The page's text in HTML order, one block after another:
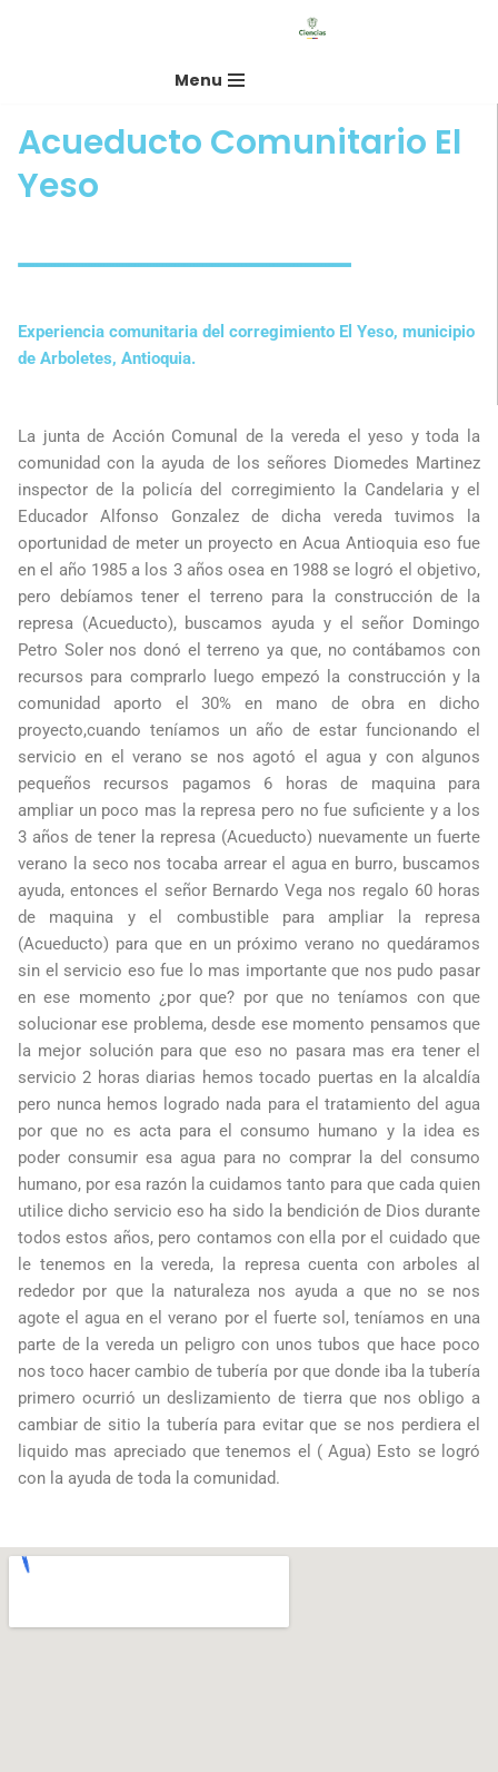
Menu
Acueducto Comunitario El
Yeso
Experiencia comunitaria del corregimiento El Yeso, municipio
de Arboletes, Antioquia.
La junta de Acción Comunal de la vereda el yeso y toda la
comunidad con la ayuda de los señores Diomedes Martinez
inspector de la policía del corregimiento la Candelaria y el
Educador Alfonso Gonzalez de dicha vereda tuvimos la
oportunidad de meter un proyecto en Acua Antioquia eso fue
en el año 1985 a los 3 años osea en 1988 se logró el objetivo,
pero debíamos tener el terreno para la construcción de la
represa (Acueducto), buscamos ayuda y el señor Domingo
Petro Soler nos donó el terreno ya que, no contábamos con
recursos para comprarlo luego empezó la construcción y la
comunidad aporto el 30% en mano de obra en dicho
proyecto,cuando teníamos un año de estar funcionando el
servicio en el verano se nos agotó el agua y con algunos
pequeños recursos pagamos 6 horas de maquina para
ampliar un poco mas la represa pero no fue suficiente y a los
3 años de tener la represa (Acueducto) nuevamente un fuerte
verano la seco nos tocaba arrear el agua en burro, buscamos
ayuda, entonces el señor Bernardo Vega nos regalo 60 horas
de maquina y el combustible para ampliar la represa
(Acueducto) para que en un próximo verano no quedáramos
sin el servicio eso fue lo mas importante que nos pudo pasar
en ese momento ¿por que? por que no teníamos con que
solucionar ese problema, desde ese momento pensamos que
la mejor solución para que eso no pasara mas era tener el
servicio 2 horas diarias hemos tocado puertas en la alcaldía
pero nunca hemos logrado nada para el tratamiento del agua
por que no es acta para el consumo humano y la idea es
poder consumir esa agua para no comprar la del consumo
humano, por esa razón la cuidamos tanto para que cada quien
utilice dicho servicio eso ha sido la bendición de Dios durante
todos estos años, pero contamos con ella por el cuidado que
le tenemos en la vereda, la represa cuenta con arboles al
rededor por que la naturaleza nos ayuda a que no se nos
agote el agua en el verano por el fuerte sol, teníamos en una
parte de la vereda un peligro con unos tubos que hace poco
nos toco hacer cambio de tubería por que donde iba la tubería
primero ocurrió un deslizamiento de tierra que nos obligo a
cambiar de sitio la tubería para evitar que se nos perdiera el
liquido mas apreciado que tenemos el ( Agua) Esto se logró
con la ayuda de toda la comunidad.